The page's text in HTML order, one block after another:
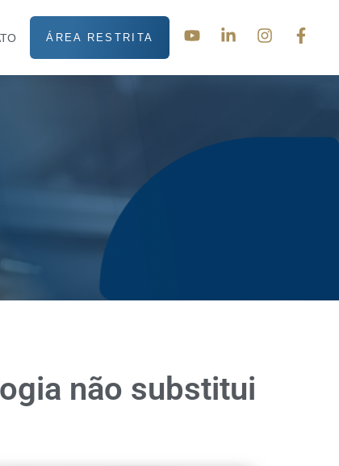
ÁREA RESTRITA
não substitui